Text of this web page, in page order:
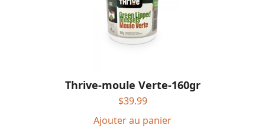
Thrive-moule Verte-160gr
$39.99
Ajouter au panier